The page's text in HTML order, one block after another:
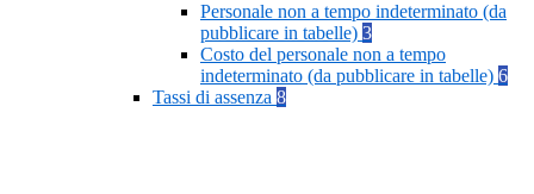
Personale non a tempo indeterminato (da
pubblicare in tabelle) 3
Costo del personale non a tempo
indeterminato (da pubblicare in tabelle) 6
Tassi di assenza 8